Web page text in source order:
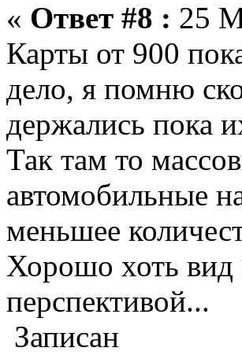
« Ответ #8 : 25
Карты от 900
дело, я помню
держались пока
Так там то
автомобильные
меньшее
Хорошо хоть вид
перспективой...
Записан